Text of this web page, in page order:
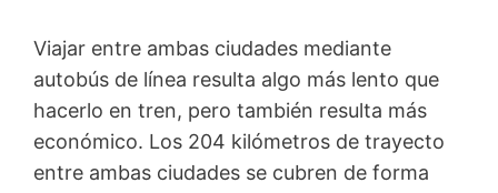
Viajar entre ambas ciudades mediante
autobús de línea resulta algo más lento que
hacerlo en tren, pero también resulta más
económico. Los 204 kilómetros de trayecto
entre ambas ciudades se cubren de forma